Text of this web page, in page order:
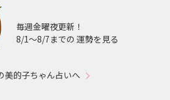
毎週金曜夜更新！
8/1〜8/7までの 運勢を見る
美的子ちゃん占いへ